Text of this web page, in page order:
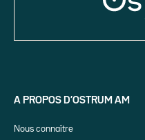
A PROPOS D’OSTRUM AM
Nous connaître